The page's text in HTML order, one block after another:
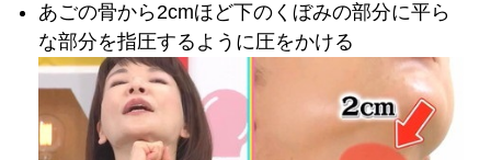
あごの骨から2cmほど下のくぼみの部分に平ら
な部分を指圧するように圧をかける